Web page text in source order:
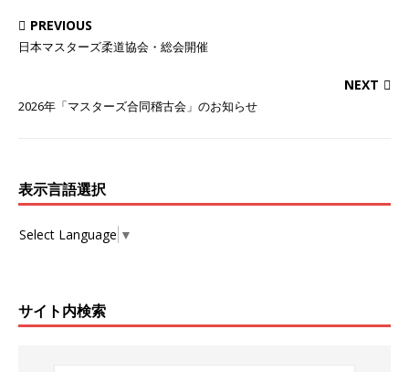
PREVIOUS
日本マスターズ柔道協会・総会開催
NEXT
2026年「マスターズ合同稽古会」のお知らせ
表示言語選択
Select Language ▼
サイト内検索